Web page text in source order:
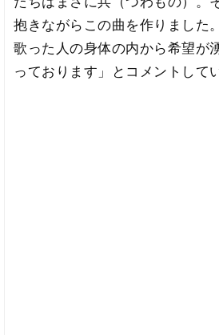
抱きながらこの曲を作りました
歌った人の身体の内から希望が
っております」とコメントして